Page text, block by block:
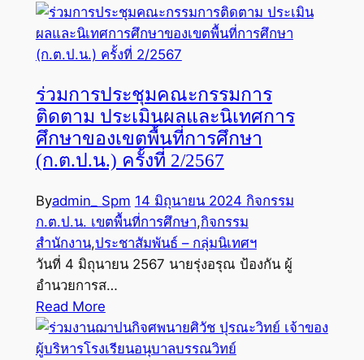
ร่วมการประชุมคณะกรรมการ
ติดตาม ประเมินผลและนิเทศการ
ศึกษาของเขตพื้นที่การศึกษา
(ก.ต.ป.น.) ครั้งที่ 2/2567
Byadmin_ Spm 14 มิถุนายน 2024 กิจกรรม
ก.ต.ป.น. เขตพื้นที่การศึกษา,กิจกรรม
สำนักงาน,ประชาสัมพันธ์ – กลุ่มนิเทศฯ
วันที่ 4 มิถุนายน 2567 นายรุ่งอรุณ ป้องกัน ผู้
อำนวยการส…
Read More